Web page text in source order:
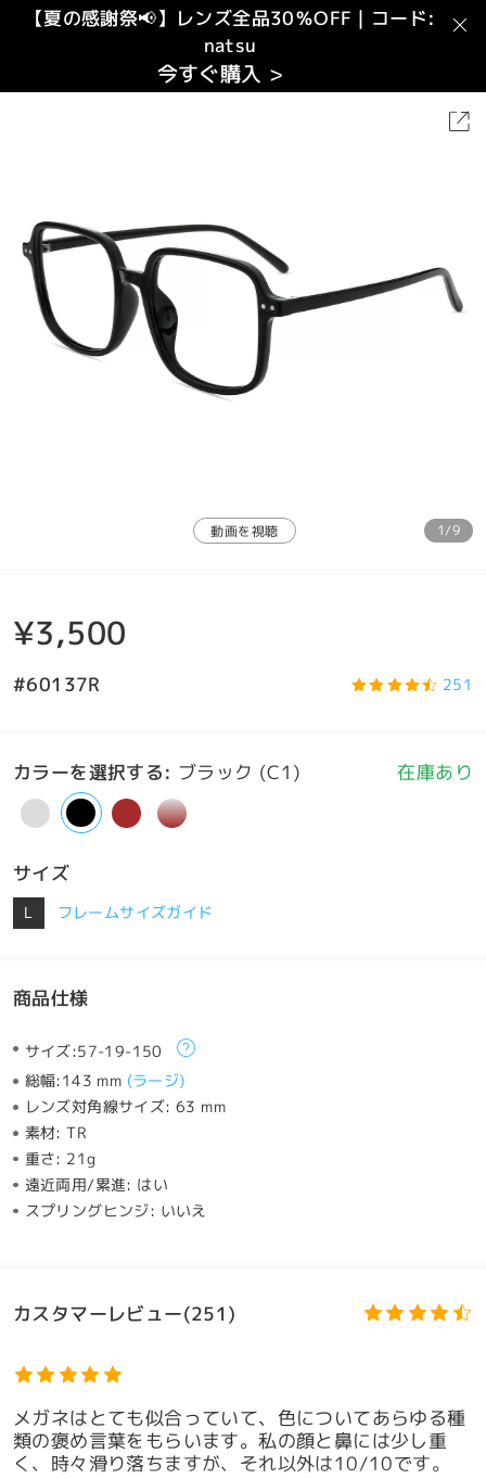
【夏の感謝祭📢】レンズ全品30％OFF｜コード:
natsu
今すぐ購入 >
動画を視聴 1/9
¥3,500
#60137R 251
カラーを選択する: ブラック (C1) 在庫あり
サイズ
L フレームサイズガイド
商品仕様
サイズ:57-19-150
総幅:143 mm (ラージ)
レンズ対角線サイズ:63 mm
素材:TR
重さ: 21g
遠近両用/累進: はい
スプリングヒンジ: いいえ
カスタマーレビュー(251)
メガネはとても似合っていて、色についてあらゆる種
類の褒め言葉をもらいます。私の顔と鼻には少し重
く、時々滑り落ちますが、それ以外は10/10です。